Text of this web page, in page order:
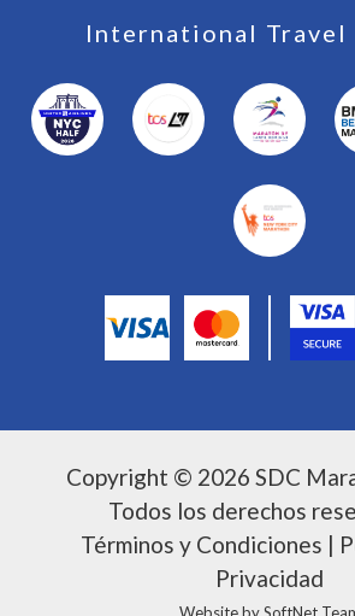
International Travel
Copyright © 2026 SDC
Todos los derechos
Términos y Condiciones |
Privacidad